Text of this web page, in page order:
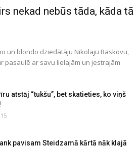
nekad nebūs tāda, kāda tā
un blondo dziedātāju Nikolaju Baskovu,
pasaulē ar savu lielajām un jestrajām
atstāj “tukšu”, bet skatieties, ko viņš
pavisam Steidzamā kārtā nāk klajā